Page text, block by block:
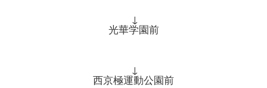
↓
光華学園前
↓
西京極運動公園前